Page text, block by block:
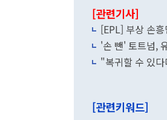
[관련기사]
[EPL] 부상 손
'손 뺀' 토트넘,
"복귀할 수 있
[관련키워드]